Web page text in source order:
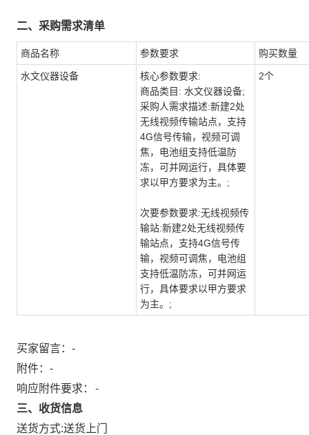
二、采购需求清单
商品名称 参数要求 购买数量
水文仪器设备
核心参数要求:
商品类目: 水文仪器设备;
采购人需求描述:新建2处
无线视频传输站点，支持
4G信号传输，视频可调
焦，电池组支持低温防
冻，可并网运行，具体要
求以甲方要求为主。;
次要参数要求:无线视频传
输站:新建2处无线视频传
输站点，支持4G信号传
输，视频可调焦，电池组
支持低温防冻，可并网运
行，具体要求以甲方要求
为主。;
2个
买家留言：-
附件： -
响应附件要求：-
三、收货信息
送货方式:送货上门